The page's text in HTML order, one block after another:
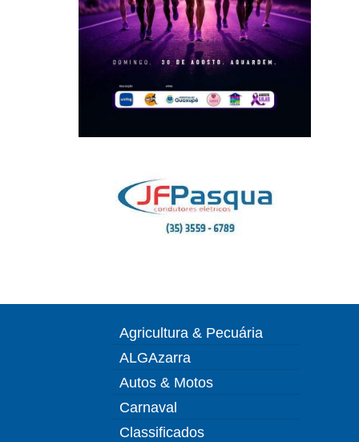
Agricultura & Pecuária
ALGAzarra
Autos & Motos
Carnaval
Classificados